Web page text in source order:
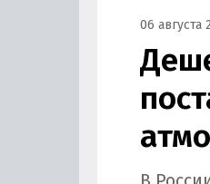
06 августа